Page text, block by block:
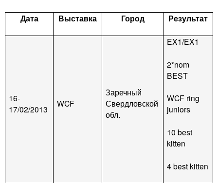
Дата Выставка Город Результат
16-
17/02/2013
WCF
Заречный
Свердловской
обл.
EX1/EX1
2*nom
BEST
WCF ring
juniors
10 best
kitten
4 best kitten